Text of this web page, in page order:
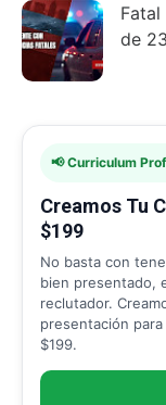
de
📢 Curriculum
Creamos Tu
$199
No basta con
bien presentado,
reclutador.
presentación
$199.